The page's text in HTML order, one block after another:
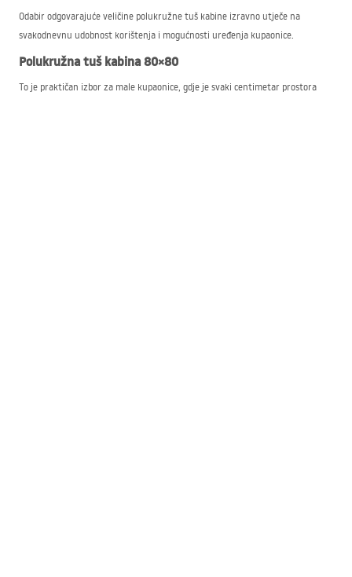
Odabir odgovarajuće veličine polukružne tuš kabine izravno utječe na
svakodnevnu udobnost korištenja i mogućnosti uređenja kupaonice.
Polukružna tuš kabina 80×80
To je praktičan izbor za male kupaonice, gdje je svaki centimetar prostora